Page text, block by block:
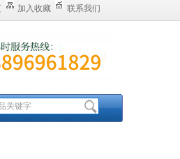
加入收藏 联系我们